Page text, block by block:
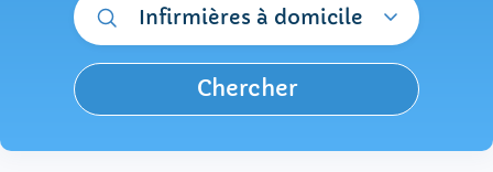
Infirmières à domicile
Chercher